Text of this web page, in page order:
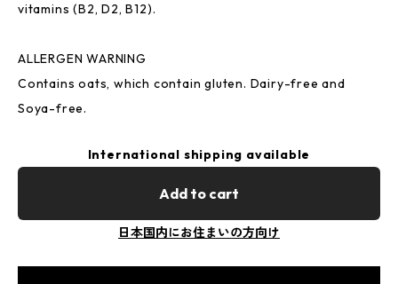
vitamins (B2, D2, B12).
ALLERGEN WARNING
Contains oats, which contain gluten. Dairy-free and
Soya-free.
International shipping available
Add to cart
日本国内にお住まいの方向け